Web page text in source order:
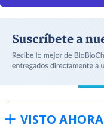
VISTO AHORA